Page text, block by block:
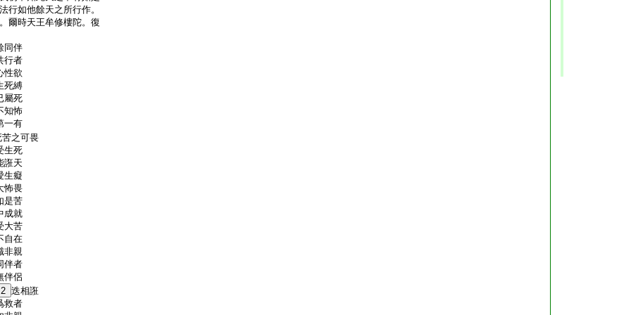
行如他餘天之所行作。
爾時天王牟修樓陀。復
同伴
行者
欲
死縛
屬死
知怖
一有
之可畏
生死
天
癡
怖畏
是苦
成就
大苦
自在
非親
伴者
侶
2 迭相誑
救者